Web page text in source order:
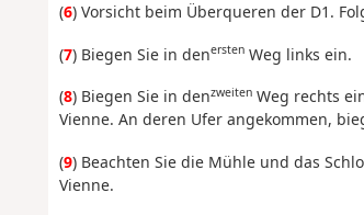
(6) Vorsicht beim Überqueren der D1.
(7) Biegen Sie in denerstenWeg links ein.
(8) Biegen Sie in denzweitenWeg rechts
Vienne. An deren Ufer angekommen,
(9) Beachten Sie die Mühle und das
Vienne.